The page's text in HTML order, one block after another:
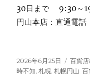
30日まで 9:30～
円山本店：直通電
投
稿
2026年6月25日
カ
テ
百貨
時不知,札幌,札幌円山,百